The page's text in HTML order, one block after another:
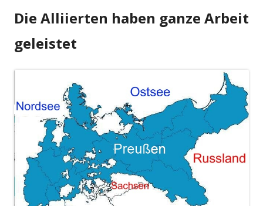
Die Alliierten haben ganze Arbeit
geleistet